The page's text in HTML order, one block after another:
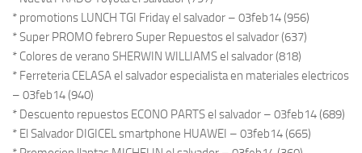
* promotions LUNCH TGI Friday el salvador – 03feb14 (956)
* Super PROMO febrero Super Repuestos el salvador (637)
* Colores de verano SHERWIN WILLIAMS el salvador (818)
* Ferreteria CELASA el salvador especialista en materiales electricos
– 03feb14 (940)
* Descuento repuestos ECONO PARTS el salvador – 03feb14 (689)
* El Salvador DIGICEL smartphone HUAWEI – 03feb14 (665)